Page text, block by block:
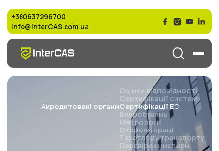
+380637296700
info@interCAS.com.ua
Оцінки відповідності
Сертифікації систем
Cертифікації ЕС
Випробувань
Метрології
Охорони праці
Техогляду транспорту
Перевірки цистерн